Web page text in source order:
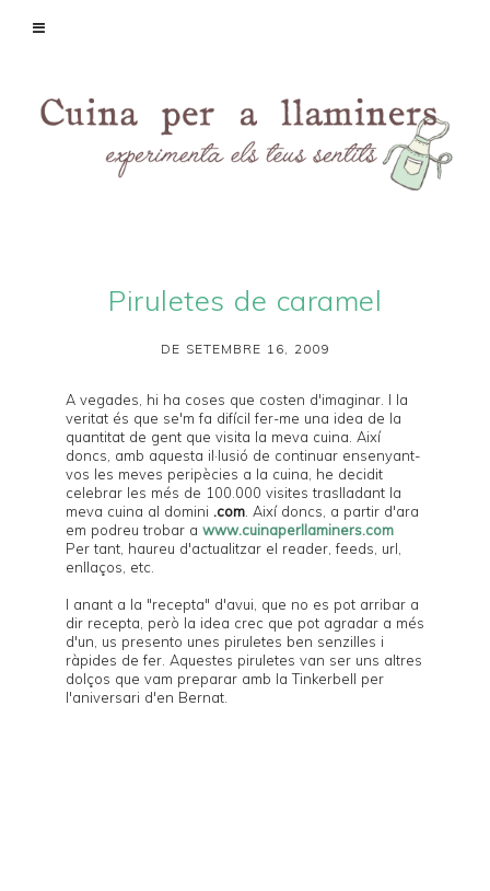
Piruletes de caramel
DE SETEMBRE 16, 2009
A vegades, hi ha coses que costen d'imaginar. I la
veritat és que se'm fa difícil fer-me una idea de la
quantitat de gent que visita la meva cuina. Així
doncs, amb aquesta il·lusió de continuar ensenyant-
vos les meves peripècies a la cuina, he decidit
celebrar les més de 100.000 visites traslladant la
meva cuina al domini .com . Així doncs, a partir d'ara
em podreu trobar a www.cuinaperllaminers.com
Per tant, haureu d'actualitzar el reader, feeds, url,
enllaços, etc.
I anant a la "recepta" d'avui, que no es pot arribar a
dir recepta, però la idea crec que pot agradar a més
d'un, us presento unes piruletes ben senzilles i
ràpides de fer. Aquestes piruletes van ser uns altres
dolços que vam preparar amb laTinkerbell per
l'aniversari d'en Bernat